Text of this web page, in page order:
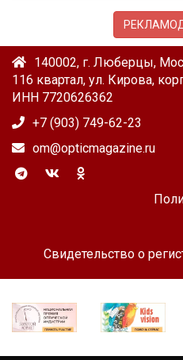
140002, г. Люберцы,
116 квартал, ул. Кирова,
ИНН 7720626362
+7 (903) 749-62-23
om@opticmagazine.ru
Свидетельство о